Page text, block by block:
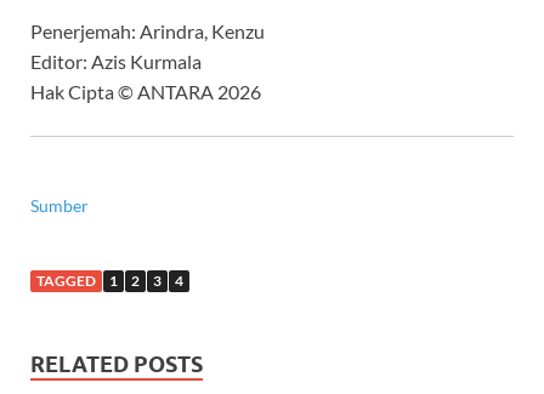
Penerjemah: Arindra, Kenzu
Editor: Azis Kurmala
Hak Cipta © ANTARA 2026
Sumber
TAGGED 1 2 3 4
RELATED POSTS